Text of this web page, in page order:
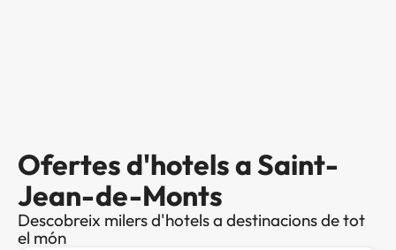
Ofertes d'hotels a Saint-
Jean-de-Monts
Descobreix milers d'hotels a destinacions de tot
el món